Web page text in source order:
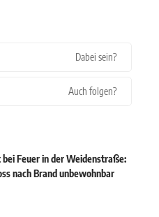
Dabei sein?
Auch folgen?
Feuer in der Weidenstraße:
nach Brand unbewohnbar